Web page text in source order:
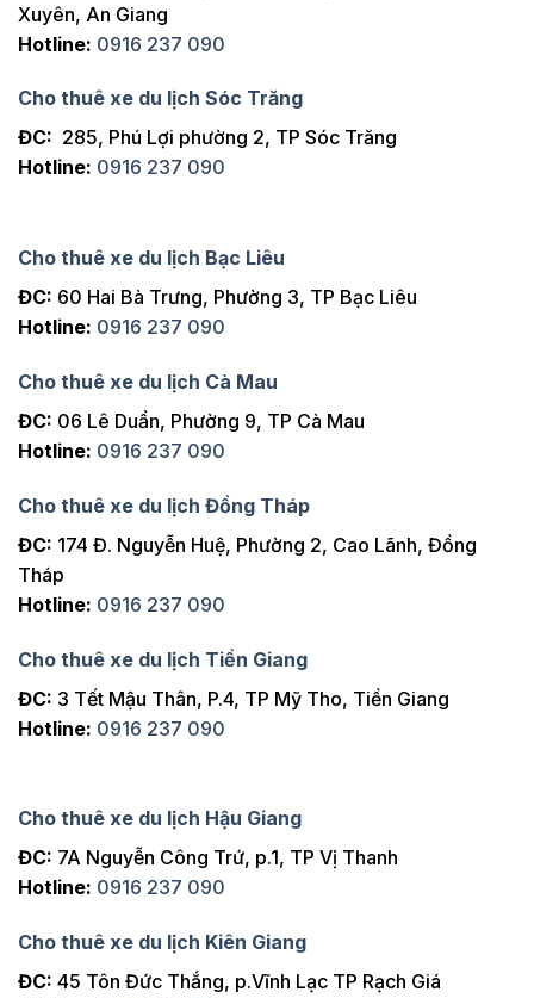
Xuyên, An Giang
Hotline: 0916 237 090
Cho thuê xe du lịch Sóc Trăng
ĐC: 285, Phú Lợi phường 2, TP Sóc Trăng
Hotline: 0916 237 090
Cho thuê xe du lịch Bạc Liêu
ĐC: 60 Hai Bà Trưng, Phường 3, TP Bạc Liêu
Hotline: 0916 237 090
Cho thuê xe du lịch Cà Mau
ĐC: 06 Lê Duẩn, Phường 9, TP Cà Mau
Hotline: 0916 237 090
Cho thuê xe du lịch Đồng Tháp
ĐC: 174 Đ. Nguyễn Huệ, Phường 2, Cao Lãnh, Đồng
Tháp
Hotline: 0916 237 090
Cho thuê xe du lịch Tiền Giang
ĐC: 3 Tết Mậu Thân, P.4, TP Mỹ Tho, Tiền Giang
Hotline: 0916 237 090
Cho thuê xe du lịch Hậu Giang
ĐC: 7A Nguyễn Công Trứ, p.1, TP Vị Thanh
Hotline: 0916 237 090
Cho thuê xe du lịch Kiên Giang
ĐC: 45 Tôn Đức Thắng, p.Vĩnh Lạc TP Rạch Giá